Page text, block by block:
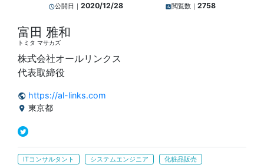
query_builder公開日｜2020/12/28 insert_chart閲覧数｜ 2758
富田 雅和
トミタ マサカズ
株式会社オールリンクス
代表取締役
public https://al-links.com
location_on 東京都
ITコンサルタント システムエンジニア
化粧品販売